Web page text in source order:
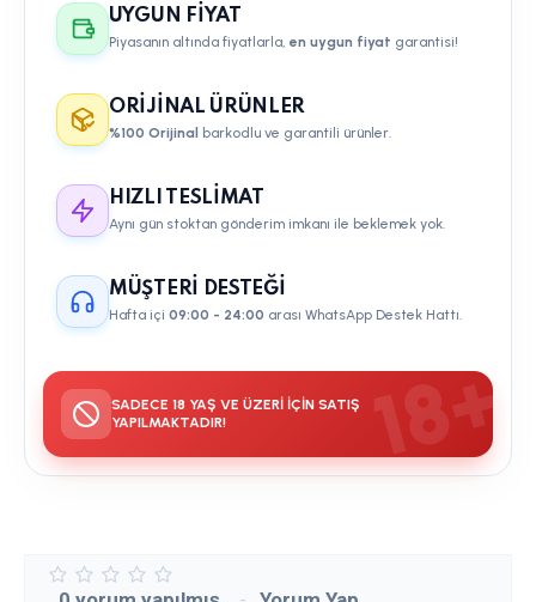
UYGUN FIYAT
Piyasanın altında fiyatlarla, en uygun fiyat garantisi!
ORIJINAL ÜRÜNLER
%100 Orijinal barkodlu ve garantili ürünler.
HIZLI TESLIMAT
Aynı gün stoktan gönderim imkanı ile beklemek yok.
MÜŞTERI DESTEĞI
Hafta içi 09:00 - 24:00 arası WhatsApp Destek Hattı.
SADECE 18 YAŞ VE ÜZERI IÇIN SATIŞ
YAPILMAKTADIR!